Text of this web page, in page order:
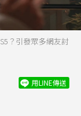
？引發眾多網友討
用LINE傳送